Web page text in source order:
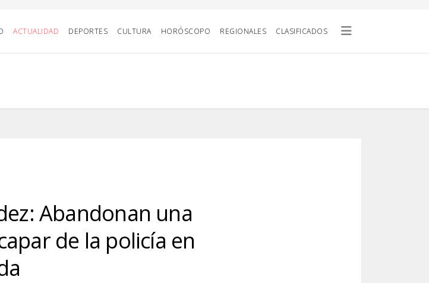
ACTUALIDAD DEPORTES CULTURA HORÓSCOPO REGIONALES CLASIFICADOS
Abandonan una
de la policía en